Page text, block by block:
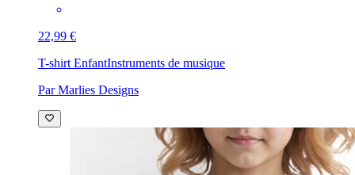
22,99 €
T-shirt EnfantInstruments de musique
Par Marlies Designs